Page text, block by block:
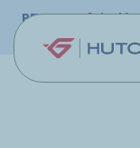
Aller au contenu
PFW.aero fait